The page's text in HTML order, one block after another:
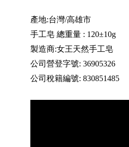
產地:台灣/高雄市
手工皂 總重量 : 120±10g
製造商:女王天然手工皂
公司營登字號: 36905326
公司稅籍編號: 830851485